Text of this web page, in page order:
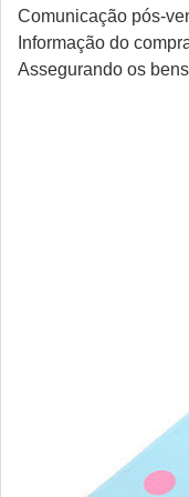
Comunicação pós-
Informação do
Assegurando os